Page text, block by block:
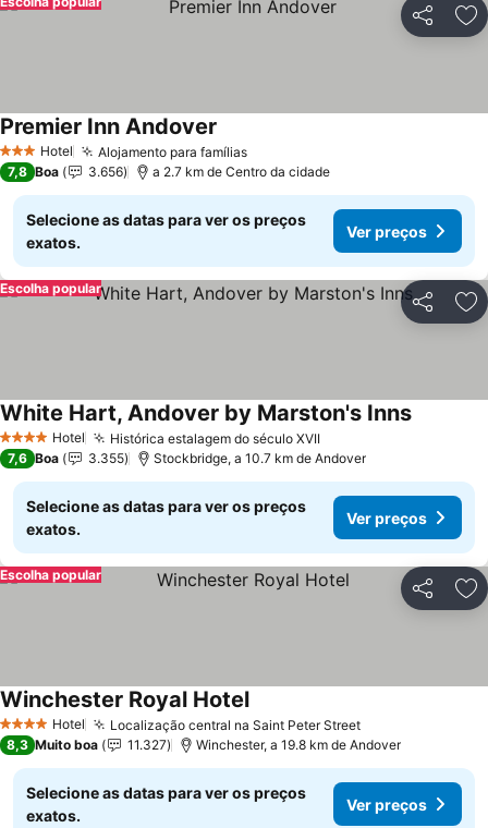
Partilhar
3 EstrelasHotel Alojamento para famíliasVer preços
Premier Inn Andover
7,8 Boa 3.656 a 2.7 km de Centro da cidade
Selecione as datas para ver os preços
exatos.
Ver preços
Partilhar
Escolha popular
4 EstrelasHotel Histórica estalagem do século XVIIVer preços
White Hart, Andover by Marston's InnsVer
7,6 Boa 3.355 Stockbridge, a 10.7 km de Andover
Selecione as datas para ver os preços
exatos.
Ver preços
Partilhar
Escolha popular
4 EstrelasHotel Localização central na Saint Peter StreetVer preços
Winchester Royal HotelVer preços
8,3 Muito boa 11.327 Winchester, a 19.8 km de Andover
Selecione as datas para ver os preços
exatos.
Ver preços